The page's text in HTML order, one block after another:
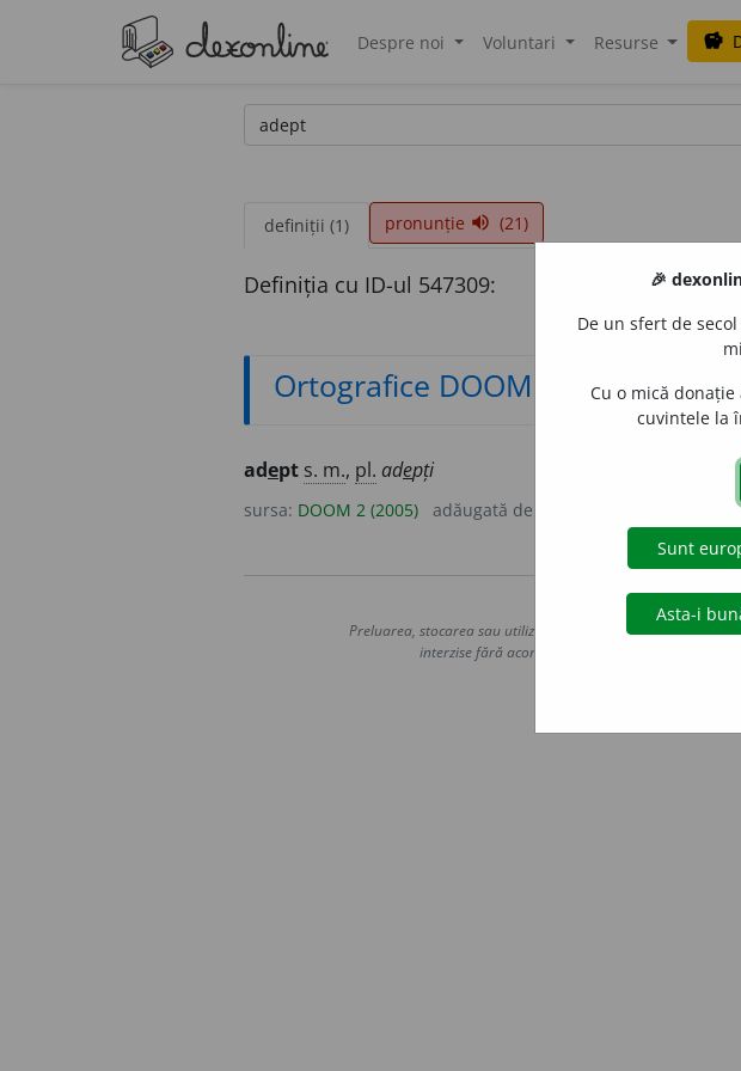
Despre noi Voluntari Resurse savings
definiții (1) pronunție volume_up (21)
Definiția cu ID-ul 547309:
Ortografice DOOM
adept s. m., pl. adepți
sursa: DOOM 2 (2005) adăugată de
Copyright © 2004-
Preluarea, stocarea sau utilizarea datelor de pe acest site,
interzise fără acordul nostru prealabil scris, cu
🎉
De un sfert de
Cu o mică
cuvintele la